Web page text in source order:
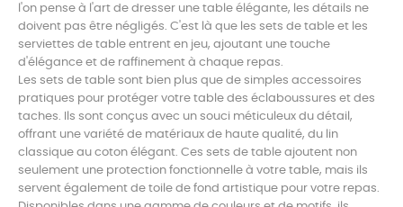
l'on pense à l'art de dresser une table élégante, les détails ne
doivent pas être négligés. C'est là que les sets de table et les
serviettes de table entrent en jeu, ajoutant une touche
d'élégance et de raffinement à chaque repas.
Les sets de table sont bien plus que de simples accessoires
pratiques pour protéger votre table des éclaboussures et des
taches. Ils sont conçus avec un souci méticuleux du détail,
offrant une variété de matériaux de haute qualité, du lin
classique au coton élégant. Ces sets de table ajoutent non
seulement une protection fonctionnelle à votre table, mais ils
servent également de toile de fond artistique pour votre repas.